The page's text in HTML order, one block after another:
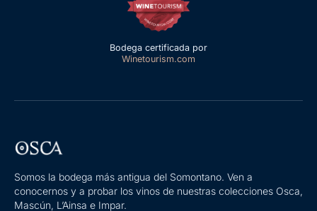
Bodega certificada por
Winetourism.com
Somos la bodega más antigua del Somontano. Ven a
conocernos y a probar los vinos de nuestras colecciones Osca,
Mascún, L’Ainsa e Impar.